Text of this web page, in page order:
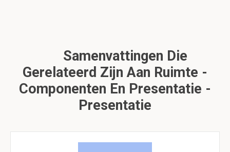
Samenvattingen Die
Gerelateerd Zijn Aan Ruimte -
Componenten En Presentatie -
Presentatie